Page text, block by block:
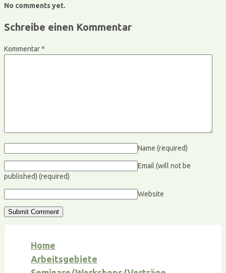
No comments yet.
Schreibe einen Kommentar
Kommentar*
Name (required)
Email (will not be
published) (required)
Website
Home
Arbeitsgebiete